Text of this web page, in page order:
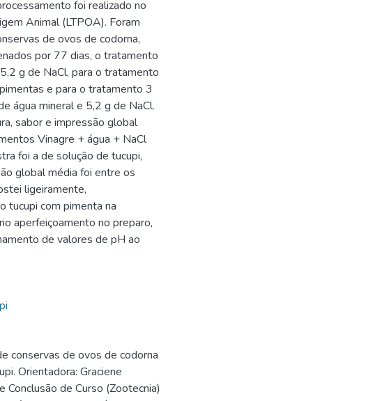
foi realizado no
Animal (LTPOA). Foram
de ovos de codorna,
por 77 dias, o tratamento
g de NaCl, para o tratamento
e para o tratamento 3
água mineral e 5,2 g de NaCl.
sabor e impressão global
Vinagre + água + NaCl
foi a de solução de tucupi,
global média foi entre os
ligeiramente,
tucupi com pimenta na
aperfeiçoamento no preparo,
de valores de pH ao
conservas de ovos de codorna
Orientadora: Graciene
de Curso (Zootecnia)